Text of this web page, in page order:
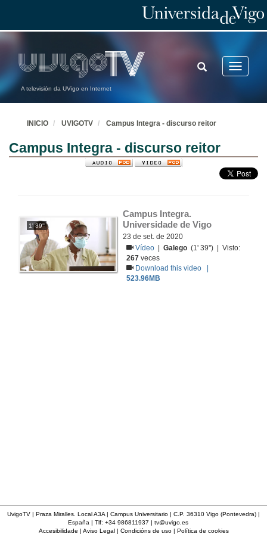
A televisión da UVigo en Internet
Toggle
TOGGLE
SEARCH
INICIO UVIGOTV Campus Integra - discurso reitor
Campus Integra - discurso reitor
1' 39''
Campus Integra.
Universidade de Vigo
23 de set. de 2020
Vídeo
|Galego (1' 39'') | Visto:
267 veces
Download this video |
523.96MB
UvigoTV | Praza Miralles. Local A3A | Campus Universitario | C.P. 36310 Vigo (Pontevedra) |
España | Tlf: +34 986811937 | tv@uvigo.es
Accesibilidade | Aviso Legal| Condicións de uso| Política de cookies